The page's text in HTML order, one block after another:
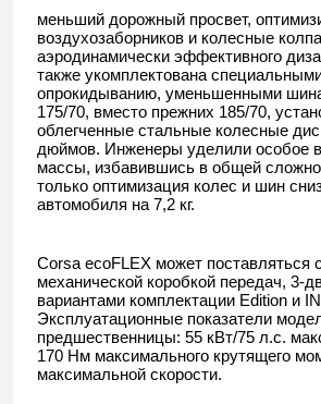
меньший дорожный просвет,
воздухозаборников и колесные
аэродинамически эффективного
также укомплектована
опрокидыванию, уменьшенными
175/70, вместо прежних 185/70,
облегченные стальные колесные
дюймов. Инженеры уделили особое
массы, избавившись в общей
только оптимизация колес и шин
автомобиля на 7,2 кг.
Corsa ecoFLEX может поставляться
механической коробкой передач, 3-
вариантами комплектации Edition и
Эксплуатационные показатели
предшественницы: 55 кВт/75 л.с.
170 Нм максимального крутящего
максимальной скорости.